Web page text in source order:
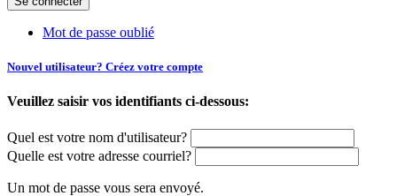
Mot de passe oublié
Nouvel utilisateur? Créez votre compte
Veuillez saisir vos identifiants ci-dessous:
Quel est votre nom d'utilisateur?
Quelle est votre adresse courriel?
Un mot de passe vous sera envoyé.